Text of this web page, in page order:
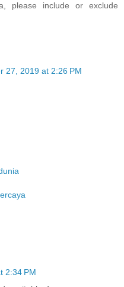
please include or exclude
27, 2019 at 2:26 PM
2:34 PM